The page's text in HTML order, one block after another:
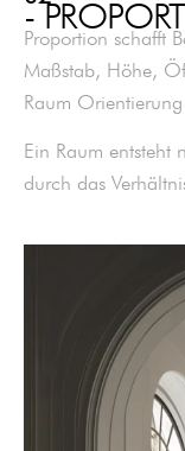
-
Proportion schafft
Maßstab, Höhe,
Raum
Ein Raum entsteht
durch das